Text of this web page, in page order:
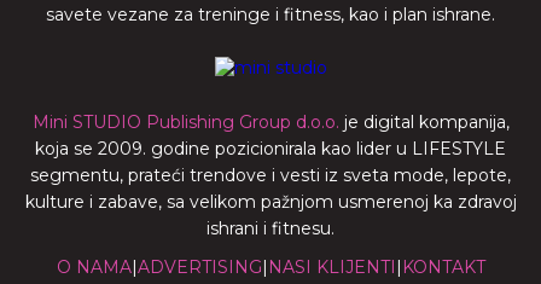
savete vezane za treninge i fitness, kao i plan ishrane.
Mini STUDIO Publishing Group d.o.o. je digital kompanija,
koja se 2009. godine pozicionirala kao lider u LIFESTYLE
segmentu, prateći trendove i vesti iz sveta mode, lepote,
kulture i zabave, sa velikom pažnjom usmerenoj ka zdravoj
ishrani i fitnesu.
O NAMA|ADVERTISING| NASI KLIJENTI | KONTAKT